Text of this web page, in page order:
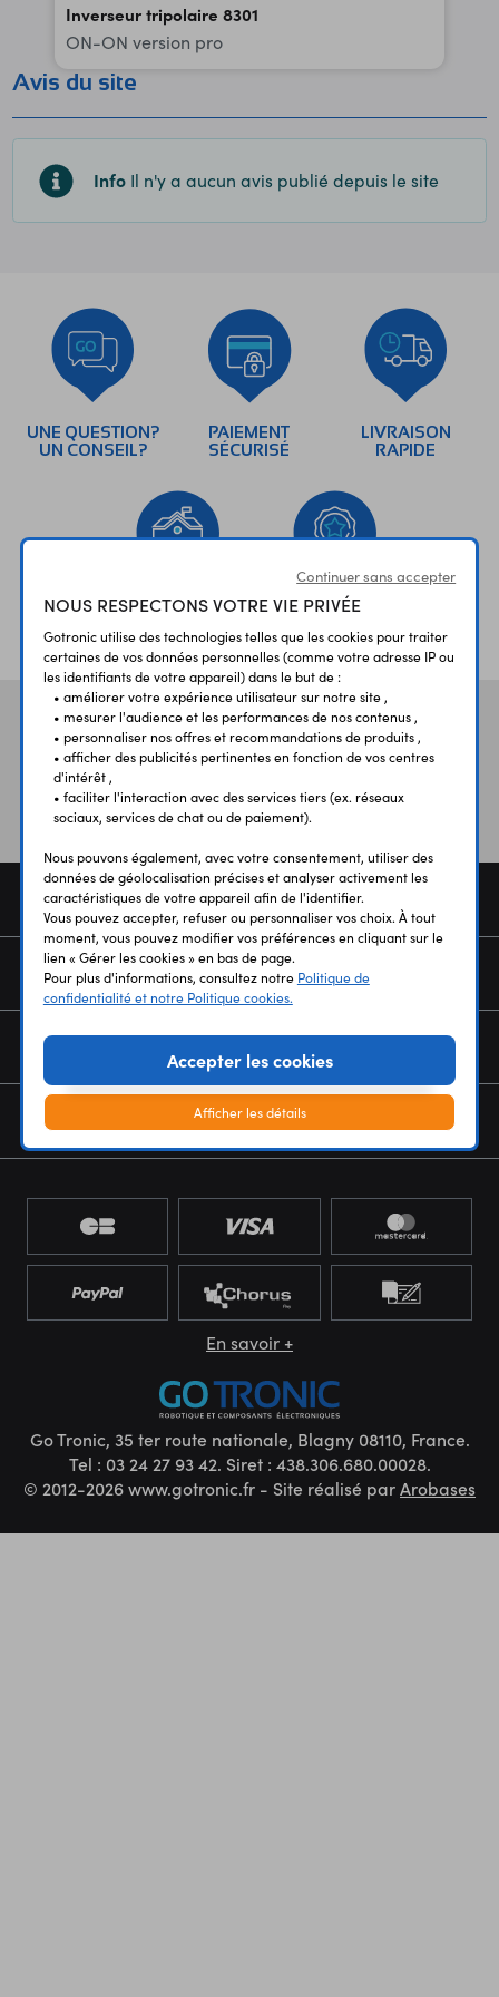
Inverseur tripolaire 8301
ON-ON version pro
Avis du site
Info Il n'y a aucun avis publié depuis le site
UNE QUESTION?
UN CONSEIL?
PAIEMENT
SÉCURISÉ
LIVRAISON
RAPIDE
ÉTABLISSEMENTS
SCOLAIRES
PLUS 30 ANS
D’EXPERIENCE
Vos aviset témoignages
COMMANDE
SERVICES
NEWSLETTER
En savoir +
Go Tronic, 35 ter route nationale, Blagny 08110, France.
Tel : 03 24 27 93 42. Siret : 438.306.680.00028.
© 2012-2026 www.gotronic.fr - Site réalisé parArobases
Continuer sans accepter
NOUS RESPECTONS VOTRE VIE PRIVÉE
Gotronic utilise des technologies telles que les cookies pour traiter
certaines de vos données personnelles (comme votre adresse IP ou
les identifiants de votre appareil) dans le but de :
• améliorer votre expérience utilisateur sur notre site ,
• mesurer l'audience et les performances de nos contenus ,
• personnaliser nos offres et recommandations de produits ,
• afficher des publicités pertinentes en fonction de vos centres
d'intérêt ,
• faciliter l'interaction avec des services tiers (ex. réseaux
sociaux, services de chat ou de paiement).
Nous pouvons également, avec votre consentement, utiliser des
données de géolocalisation précises et analyser activement les
caractéristiques de votre appareil afin de l'identifier.
Vous pouvez accepter, refuser ou personnaliser vos choix. À tout
moment, vous pouvez modifier vos préférences en cliquant sur le
lien « Gérer les cookies » en bas de page.
Pour plus d'informations, consultez notre Politique de
confidentialité et notre Politique cookies.
Accepter les cookies
Afficher les détails